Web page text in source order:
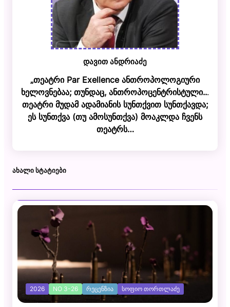
დავით ანდრიაძე
„თეატრი Par Exellence ანთროპოლოგიური
ხელოვნებაა; თუნდაც, ანთროპოცენტრისტული...
თეატრი მუდამ ადამიანის სუნთქვით სუნთქავდა;
ეს სუნთქვა (თუ ამოსუნთქვა) მოაკლდა ჩვენს
თეატრს…
ᲐᲮᲐᲚᲘ ᲡᲢᲐᲢᲘᲔᲑᲘ
2026 NO 3-26 ᲠᲔᲪᲔᲜᲖᲘᲐ ᲡᲝᲤᲘᲝ ᲗᲝᲠᲗᲚᲐᲫᲔ